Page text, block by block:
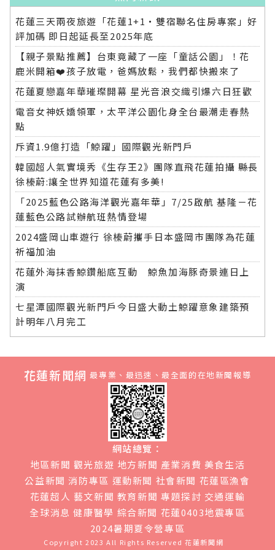
花蓮三天兩夜旅遊「花蓮1+1‧雙宿聯名住房專案」好
評加碼 即日起延長至2025年底
【親子景點推薦】台東竟藏了一座「童話公園」！花
鹿米開箱❤️孩子放電，爸媽放鬆，我們都快搬來了
花蓮夏戀嘉年華璀璨開幕 星光音浪交織引爆六日狂歡
電音女神妖嬌領軍，太平洋公園化身全台最潮走春熱
點
斥資1.9億打造「鯨躍」國際觀光新門戶
韓國超人氣實境秀《生存王2》團隊直飛花蓮拍攝 縣長
徐榛蔚:讓全世界知道花蓮有多美!
「2025藍色公路海洋觀光嘉年華」7/25啟航 基隆－花
蓮藍色公路試辦航班熱情登場
2024盛岡山車遊行 徐榛蔚攜手日本盛岡市團隊為花蓮
祈福加油
花蓮外海抹香鯨鑽船底互動 鯨魚加海豚奇景連日上
演
七星潭國際觀光新門戶今日盛大動土鯨躍意象建築預
計明年八月完工
花蓮新聞網 最專業、最迅速、最全面的在地新聞報導
網站總覽：
地區新聞 觀光旅遊 地方新聞 產業消費 美食生活
公益新聞 消防專區 運動新聞 社會新聞 花蓮區漁會
花蓮超人 藝文新聞 教育新聞 專題探討 交通運輸
全球消息 健康醫學 綜合新聞 花蓮0403地震專區
2024暑期夏令營專區
Copyright 2023 All Rights Reserved花蓮新聞網